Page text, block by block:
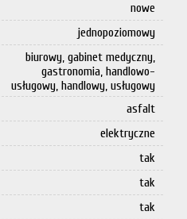
nowe
jednopoziomowy
biurowy, gabinet medyczny,
gastronomia, handlowo-
usługowy, handlowy, usługowy
asfalt
elektryczne
tak
tak
tak